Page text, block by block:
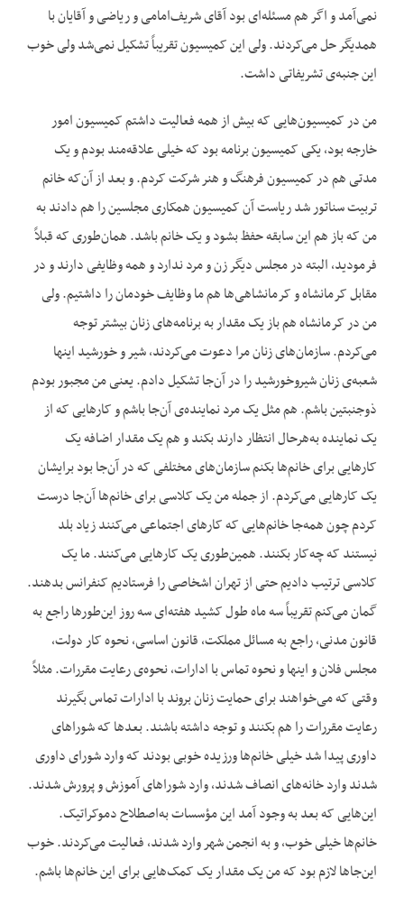
نمی‌آمد و اگر هم مسئله‌ای بود آقای شریف‌امامی و ریاضی و آقایان با
همدیگر حل می‌کردند. ولی این کمیسیون تقریباً تشکیل نمی‌شد ولی خوب
این جنبه‌ی تشریفاتی داشت.
من در کمیسیون‌هایی که بیش از همه فعالیت داشتم کمیسیون امور
خارجه بود، یکی کمیسیون برنامه بود که خیلی علاقه‌مند بودم و یک
مدتی هم در کمیسیون فرهنگ و هنر شرکت کردم. و بعد از آن‌که خانم
تربیت سناتور شد ریاست آن کمیسیون همکاری مجلسین را هم دادند به
من که باز هم این سابقه حفظ بشود و یک خانم باشد. همان‌طوری که قبلاً
فرمودید، البته در مجلس دیگر زن و مرد ندارد و همه وظایفی دارند و در
مقابل کرمانشاه و کرمانشاهی‌ها هم ما وظایف خودمان را داشتیم. ولی
من در کرمانشاه هم باز یک مقدار به برنامه‌های زنان بیشتر توجه
می‌کردم. سازمان‌های زنان مرا دعوت می‌کردند، شیر و خورشید اینها
شعبه‌ی زنان شیروخورشید را در آن‌جا تشکیل دادم. یعنی من مجبور بودم
ذوجنبتین باشم. هم مثل یک مرد نماینده‌ی آن‌جا باشم و کارهایی که از
یک نماینده به‌هرحال انتظار دارند بکند و هم یک مقدار اضافه یک
کارهایی برای خانم‌ها بکنم سازمان‌های مختلفی که در آن‌جا بود برایشان
یک کارهایی می‌کردم. از جمله من یک کلاسی برای خانم‌ها آن‌جا درست
کردم چون همه‌جا خانم‌هایی که کارهای اجتماعی می‌کنند زیاد بلد
نیستند که چه‌کار بکنند. همین‌طوری یک کارهایی می‌کنند. ما یک
کلاسی ترتیب دادیم حتی از تهران اشخاصی را فرستادیم کنفرانس بدهند.
گمان می‌کنم تقریباً سه ماه طول کشید هفته‌ای سه روز این‌طورها راجع به
قانون مدنی، راجع به مسائل مملکت، قانون اساسی، نحوه کار دولت،
مجلس فلان و اینها و نحوه تماس با ادارات، نحوه‌ی رعایت مقررات. مثلاً
وقتی که می‌خواهند برای حمایت زنان بروند با ادارات تماس بگیرند
رعایت مقررات را هم بکنند و توجه داشته باشند. بعدها که شوراهای
داوری پیدا شد خیلی خانم‌ها ورزیده خوبی بودند که وارد شورای داوری
شدند وارد خانه‌های انصاف شدند، وارد شوراهای آموزش و پرورش شدند.
این‌هایی که بعد به وجود آمد این مؤسسات به‌اصطلاح دموکراتیک.
خانم‌ها خیلی خوب، و به انجمن شهر وارد شدند، فعالیت می‌کردند. خوب
این‌جاها لازم بود که من یک مقدار یک کمک‌هایی برای این خانم‌ها باشم.